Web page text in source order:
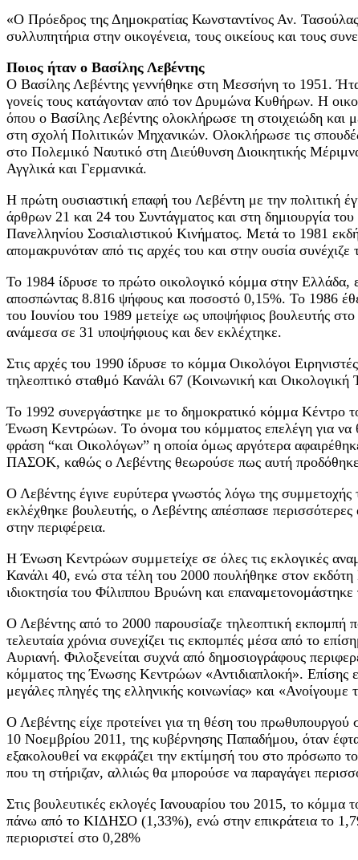
«Ο Πρόεδρος της Δημοκρατίας Κωνσταντίνος Αν.
συλλυπητήρια στην οικογένεια, τους οικείους και τους
Ποιος ήταν ο Βασίλης Λεβέντης
Ο Βασίλης Λεβέντης γεννήθηκε στη Μεσσήνη το 1951.
γονείς τους κατάγονταν από τον Δρυμώνα Κυθήρων. Η
όπου ο Βασίλης Λεβέντης ολοκλήρωσε τη στοιχειώδη και
στη σχολή Πολιτικών Μηχανικών. Ολοκλήρωσε τις
στο Πολεμικό Ναυτικό στη Διεύθυνση Διοικητικής
Αγγλικά και Γερμανικά.
Η πρώτη ουσιαστική επαφή του Λεβέντη με την πολιτική
άρθρων 21 και 24 του Συντάγματος και στη δημιουργία
Πανελληνίου Σοσιαλιστικού Κινήματος. Μετά το 1981
απομακρυνόταν από τις αρχές του και στην ουσία
Το 1984 ίδρυσε το πρώτο οικολογικό κόμμα στην Ελλάδα,
αποσπώντας 8.816 ψήφους και ποσοστό 0,15%. Το 1986
του Ιουνίου του 1989 μετείχε ως υποψήφιος βουλευτής
ανάμεσα σε 31 υποψήφιους και δεν εκλέχτηκε.
Στις αρχές του 1990 ίδρυσε το κόμμα Οικολόγοι
τηλεοπτικό σταθμό Κανάλι 67 (Κοινωνική και
Το 1992 συνεργάστηκε με το δημοκρατικό κόμμα Κέντρο
Ένωση Κεντρώων. Το όνομα του κόμματος επελέγη για να
φράση “και Οικολόγων” η οποία όμως αργότερα
ΠΑΣΟΚ, καθώς ο Λεβέντης θεωρούσε πως αυτή προδόθηκε
Ο Λεβέντης έγινε ευρύτερα γνωστός λόγω της
εκλέχθηκε βουλευτής, ο Λεβέντης απέσπασε
στην περιφέρεια.
Η Ένωση Κεντρώων συμμετείχε σε όλες τις εκλογικές
Κανάλι 40, ενώ στα τέλη του 2000 πουλήθηκε στον
ιδιοκτησία του Φίλιππου Βρυώνη και
Ο Λεβέντης από το 2000 παρουσίαζε τηλεοπτική εκπομπή
τελευταία χρόνια συνεχίζει τις εκπομπές μέσα από το
Αυριανή. Φιλοξενείται συχνά από δημοσιογράφους
κόμματος της Ένωσης Κεντρώων «Αντιδιαπλοκή». Επίσης
μεγάλες πληγές της ελληνικής κοινωνίας» και
Ο Λεβέντης είχε προτείνει για τη θέση του
10 Νοεμβρίου 2011, της κυβέρνησης Παπαδήμου, όταν
εξακολουθεί να εκφράζει την εκτίμησή του στο
που τη στήριζαν, αλλιώς θα μπορούσε να παραγάγει
Στις βουλευτικές εκλογές Ιανουαρίου του 2015, το
πάνω από το ΚΙΔΗΣΟ (1,33%), ενώ στην επικράτεια το
περιοριστεί στο 0,28%